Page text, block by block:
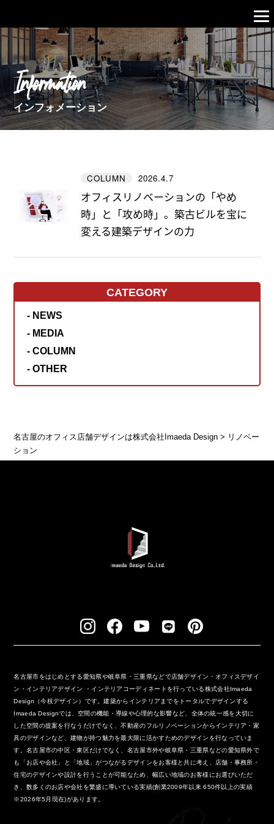
Information
インフォメーション
COLUMN 2026.4.7
オフィスリノベーションの「やめ
時」と「攻め時」。築古ビルを宝に
変える建築デザインの力
CATEGORY
- NEWS
- MEDIA
- COLUMN
- OTHER
名古屋のオフィス店舗デザインは株式会社Imaeda Design > リノベー
ション
名古屋市をはじめとする愛知県や岐阜県・三重県などで店舗デザイン・オフィスデザイ
ン・インテリアデザイン ・インテリアコーディネートを行っている株式会社Imaeda
Design（今枝デザイン）です。建築からインテリアまでをトータルでデザインする
Imaeda Designでは、空間の機能・導線や心理的な影響など、全体の統一感を大切に
した空間の提案を行なうだけでなく、不動産のフルリノベーションからインテリア・家
具のデザインなど、建物が持つ魅力を最大限に活かすためのデザインを行なっていま
す。名古屋市の中区・東区だけでなく、名古屋市外や岐阜県・三重県などの愛知県外で
も「お店や会社」と「地域」がつながるデザインをお客様と共に考え、店舗・事務所・
住宅のデザインや設計を行うことが可能なため、幅広い地域のお客様にお選びいただ
き、数多くのお店や会社を繁盛に導いている実績(創業2009年以来 650件以上の実績
※2026年5月現在)があります。